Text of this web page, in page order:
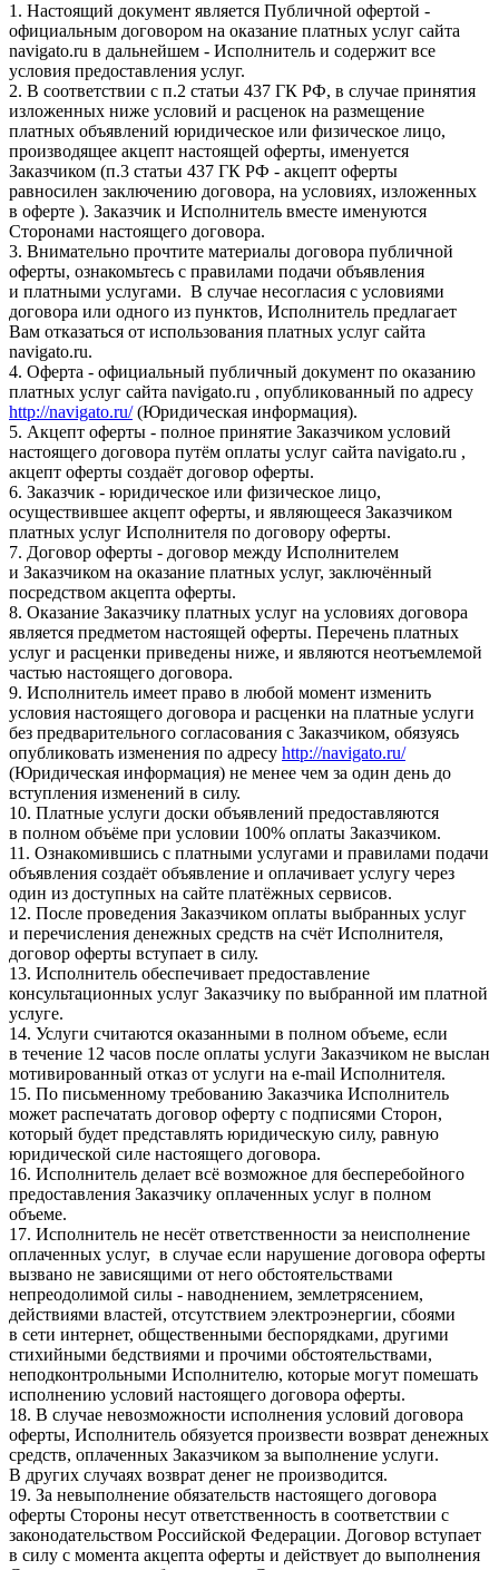
1. Настоящий документ является Публичной офертой -
официальным договором на оказание платных услуг сайта
navigato.ru в дальнейшем - Исполнитель и содержит все
условия предоставления услуг.
2. В соответствии с п.2 статьи 437 ГК РФ, в случае принятия
изложенных ниже условий и расценок на размещение
платных объявлений юридическое или физическое лицо,
производящее акцепт настоящей оферты, именуется
Заказчиком (п.3 статьи 437 ГК РФ - акцепт оферты
равносилен заключению договора, на условиях, изложенных
в оферте ). Заказчик и Исполнитель вместе именуются
Сторонами настоящего договора.
3. Внимательно прочтите материалы договора публичной
оферты, ознакомьтесь с правилами подачи объявления
и платными услугами. В случае несогласия с условиями
договора или одного из пунктов, Исполнитель предлагает
Вам отказаться от использования платных услуг сайта
navigato.ru.
4. Оферта - официальный публичный документ по оказанию
платных услуг сайта navigato.ru , опубликованный по адресу
http://navigato.ru/(Юридическая информация).
5. Акцепт оферты - полное принятие Заказчиком условий
настоящего договора путём оплаты услуг сайта navigato.ru ,
акцепт оферты создаёт договор оферты.
6. Заказчик - юридическое или физическое лицо,
осуществившее акцепт оферты, и являющееся Заказчиком
платных услуг Исполнителя по договору оферты.
7. Договор оферты - договор между Исполнителем
и Заказчиком на оказание платных услуг, заключённый
посредством акцепта оферты.
8. Оказание Заказчику платных услуг на условиях договора
является предметом настоящей оферты. Перечень платных
услуг и расценки приведены ниже, и являются неотъемлемой
частью настоящего договора.
9. Исполнитель имеет право в любой момент изменить
условия настоящего договора и расценки на платные услуги
без предварительного согласования с Заказчиком, обязуясь
опубликовать изменения по адресу http://navigato.ru/
(Юридическая информация) не менее чем за один день до
вступления изменений в силу.
10. Платные услуги доски объявлений предоставляются
в полном объёме при условии 100% оплаты Заказчиком.
11. Ознакомившись с платными услугами и правилами подачи
объявления создаёт объявление и оплачивает услугу через
один из доступных на сайте платёжных сервисов.
12. После проведения Заказчиком оплаты выбранных услуг
и перечисления денежных средств на счёт Исполнителя,
договор оферты вступает в силу.
13. Исполнитель обеспечивает предоставление
консультационных услуг Заказчику по выбранной им платной
услуге.
14. Услуги считаются оказанными в полном объеме, если
в течение 12 часов после оплаты услуги Заказчиком не выслан
мотивированный отказ от услуги на e-mail Исполнителя.
15. По письменному требованию Заказчика Исполнитель
может распечатать договор оферту с подписями Сторон,
который будет представлять юридическую силу, равную
юридической силе настоящего договора.
16. Исполнитель делает всё возможное для бесперебойного
предоставления Заказчику оплаченных услуг в полном
объеме.
17. Исполнитель не несёт ответственности за неисполнение
оплаченных услуг, в случае если нарушение договора оферты
вызвано не зависящими от него обстоятельствами
непреодолимой силы - наводнением, землетрясением,
действиями властей, отсутствием электроэнергии, сбоями
в сети интернет, общественными беспорядками, другими
стихийными бедствиями и прочими обстоятельствами,
неподконтрольными Исполнителю, которые могут помешать
исполнению условий настоящего договора оферты.
18. В случае невозможности исполнения условий договора
оферты, Исполнитель обязуется произвести возврат денежных
средств, оплаченных Заказчиком за выполнение услуги.
В других случаях возврат денег не производится.
19. За невыполнение обязательств настоящего договора
оферты Стороны несут ответственность в соответствии с
законодательством Российской Федерации. Договор вступает
в силу с момента акцепта оферты и действует до выполнения